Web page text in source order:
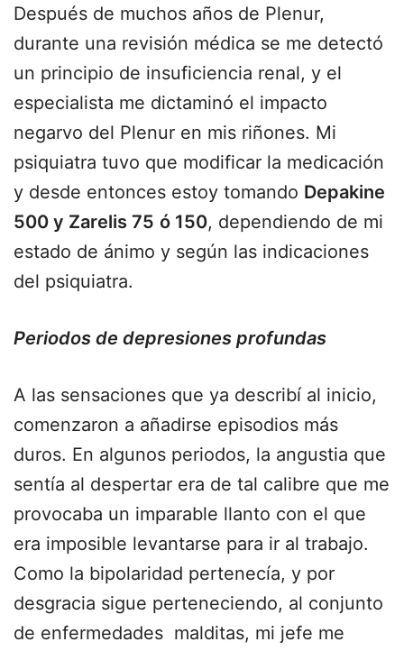
Después de muchos años de Plenur,
durante una revisión médica se me detectó
un principio de insuficiencia renal, y el
especialista me dictaminó el impacto
negarvo del Plenur en mis riñones. Mi
psiquiatra tuvo que modificar la medicación
y desde entonces estoy tomando Depakine
500 y Zarelis 75 ó 150, dependiendo de mi
estado de ánimo y según las indicaciones
del psiquiatra.
Periodos de depresiones profundas
A las sensaciones que ya describí al inicio,
comenzaron a añadirse episodios más
duros. En algunos periodos, la angustia que
sentía al despertar era de tal calibre que me
provocaba un imparable llanto con el que
era imposible levantarse para ir al trabajo.
Como la bipolaridad pertenecía, y por
desgracia sigue perteneciendo, al conjunto
de enfermedades malditas, mi jefe me